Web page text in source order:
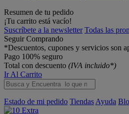
Resumen de tu pedido
¡Tu carrito está vacío!
Suscríbete a la newsletter Todas las
Seguir Comprando
*Descuentos, cupones y servicios son
Pago 100% seguro
Total con descuento (IVA incluido*)
Ir Al Carrito
Estado de mi pedido Tiendas Ayuda